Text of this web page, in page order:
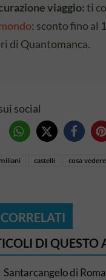
viaggio:ti
: sconto fino al
di Quantomanca.
social
castelli cosa
DI QUESTO
Santarcangelo di